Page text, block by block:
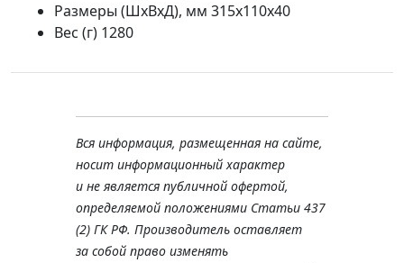
Размеры (ШхВхД), мм 315x110x40
Вес (г) 1280
Вся информация, размещенная на сайте,
носит информационный характер
и не является публичной офертой,
определяемой положениями Статьи 437
(2) ГК РФ. Производитель оставляет
за собой право изменять